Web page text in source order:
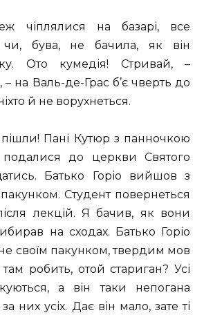
чіплялися на базарі, все
чи, бува, не бачила, як він
Ото кумедія! Стривай, –
– на Валь-де-Грас б’є чверть до
й не ворухнеться.
Пані Кутюр з панночкою
до церкви Святого
Батько Горіо вийшов з
Студент повернеться
лекцій. Я бачив, як вони
на сходах. Батько Горіо
своїм пакунком, твердим мов
там робить, отой стариган? Усі
а він таки непогана
них усіх. Дає він мало, зате ті